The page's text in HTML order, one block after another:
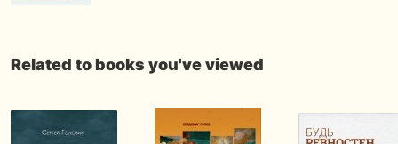
Related to books you've viewed